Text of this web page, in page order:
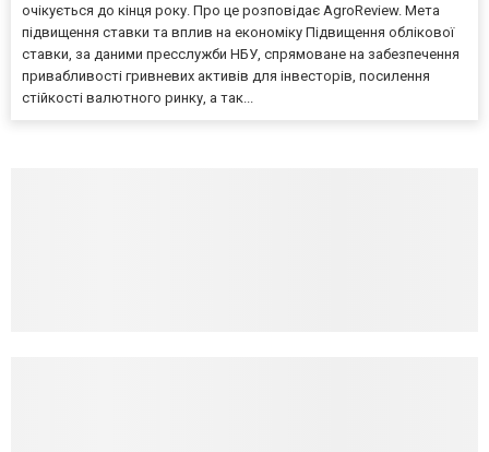
очікується до кінця року. Про це розповідає AgroReview. Мета
підвищення ставки та вплив на економіку Підвищення облікової
ставки, за даними пресслужби НБУ, спрямоване на забезпечення
привабливості гривневих активів для інвесторів, посилення
стійкості валютного ринку, а так...